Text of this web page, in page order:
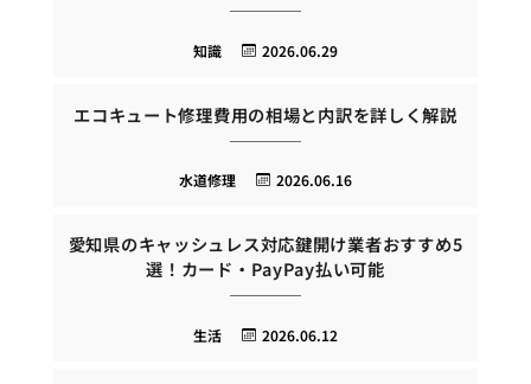
2026.06.29
知識
エコキュート修理費用の相場と内訳を詳しく解説
2026.06.16
水道修理
愛知県のキャッシュレス対応鍵開け業者おすすめ5
選！カード・PayPay払い可能
2026.06.12
生活